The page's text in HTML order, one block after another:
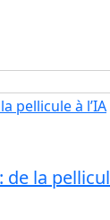
la